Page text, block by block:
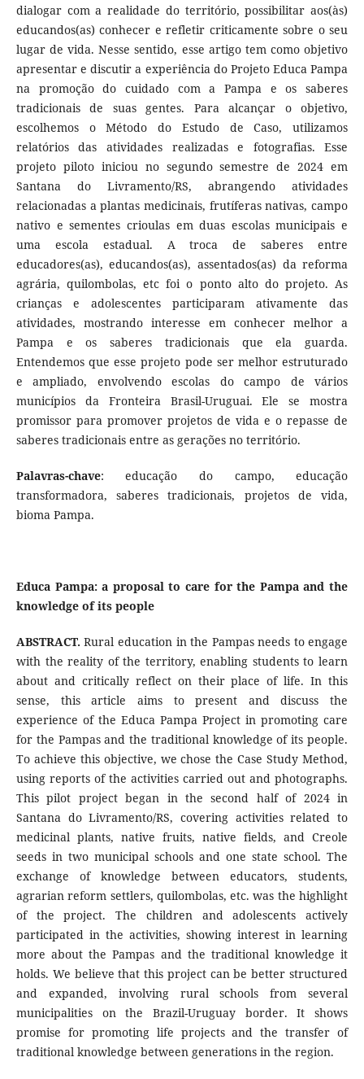
dialogar com a realidade do território, possibilitar aos(às)
educandos(as) conhecer e refletir criticamente sobre o seu
lugar de vida. Nesse sentido, esse artigo tem como objetivo
apresentar e discutir a experiência do Projeto Educa Pampa
na promoção do cuidado com a Pampa e os saberes
tradicionais de suas gentes. Para alcançar o objetivo,
escolhemos o Método do Estudo de Caso, utilizamos
relatórios das atividades realizadas e fotografias. Esse
projeto piloto iniciou no segundo semestre de 2024 em
Santana do Livramento/RS, abrangendo atividades
relacionadas a plantas medicinais, frutíferas nativas, campo
nativo e sementes crioulas em duas escolas municipais e
uma escola estadual. A troca de saberes entre
educadores(as), educandos(as), assentados(as) da reforma
agrária, quilombolas, etc foi o ponto alto do projeto. As
crianças e adolescentes participaram ativamente das
atividades, mostrando interesse em conhecer melhor a
Pampa e os saberes tradicionais que ela guarda.
Entendemos que esse projeto pode ser melhor estruturado
e ampliado, envolvendo escolas do campo de vários
municípios da Fronteira Brasil-Uruguai. Ele se mostra
promissor para promover projetos de vida e o repasse de
saberes tradicionais entre as gerações no território.
Palavras-chave: educação do campo, educação
transformadora, saberes tradicionais, projetos de vida,
bioma Pampa.
Educa Pampa: a proposal to care for the Pampa and the
knowledge of its people
ABSTRACT.Rural education in the Pampas needs to engage
with the reality of the territory, enabling students to learn
about and critically reflect on their place of life. In this
sense, this article aims to present and discuss the
experience of the Educa Pampa Project in promoting care
for the Pampas and the traditional knowledge of its people.
To achieve this objective, we chose the Case Study Method,
using reports of the activities carried out and photographs.
This pilot project began in the second half of 2024 in
Santana do Livramento/RS, covering activities related to
medicinal plants, native fruits, native fields, and Creole
seeds in two municipal schools and one state school. The
exchange of knowledge between educators, students,
agrarian reform settlers, quilombolas, etc. was the highlight
of the project. The children and adolescents actively
participated in the activities, showing interest in learning
more about the Pampas and the traditional knowledge it
holds. We believe that this project can be better structured
and expanded, involving rural schools from several
municipalities on the Brazil-Uruguay border. It shows
promise for promoting life projects and the transfer of
traditional knowledge between generations in the region.